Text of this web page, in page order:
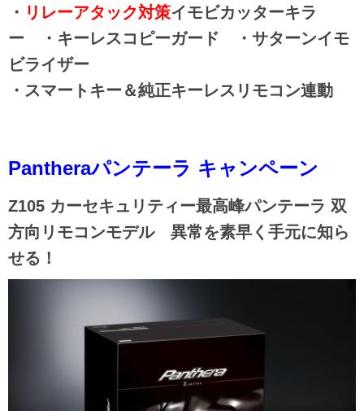
・ リレーアタック対策イモビカッターキラ
ー ・キーレスコピーガード ・サターンイモ
ビライザー
・スマートキー＆純正キーレスリモコン連動
Pantheraパンテーラ キャンペーン
Z105 カーセキュリティー最高峰パンテーラ 双
方向リモコンモデル 異常を素早く手元に知ら
せる！